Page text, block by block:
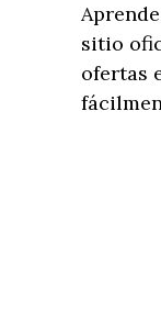
sitio
ofertas